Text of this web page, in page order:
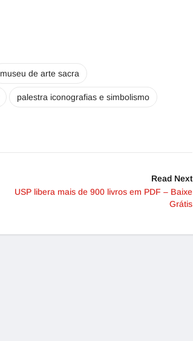
museu de arte sacra
palestra iconografias e simbolismo
Read Next
USP libera mais de 900 livros em PDF – Baixe
Grátis